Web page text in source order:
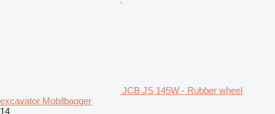
JCB JS 145W - Rubber wheel
excavator Mobilbagger
14